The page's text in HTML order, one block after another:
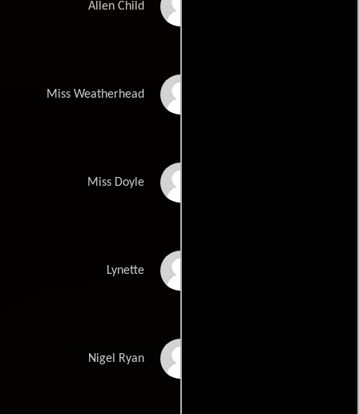
Allen Child
Miss Weatherhead
Miss Doyle
Lynette
Nigel Ryan